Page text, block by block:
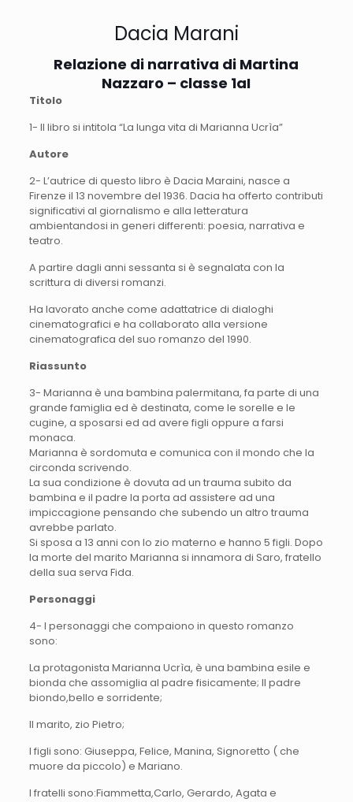
Dacia Marani
Relazione di narrativa di Martina
Nazzaro – classe 1aI
Titolo
1- Il libro si intitola “La lunga vita di Marianna Ucrìa”
Autore
2- L’autrice di questo libro è Dacia Maraini, nasce a
Firenze il 13 novembre del 1936. Dacia ha offerto contributi
significativi al giornalismo e alla letteratura
ambientandosi in generi differenti: poesia, narrativa e
teatro.
A partire dagli anni sessanta si è segnalata con la
scrittura di diversi romanzi.
Ha lavorato anche come adattatrice di dialoghi
cinematografici e ha collaborato alla versione
cinematografica del suo romanzo del 1990.
Riassunto
3- Marianna è una bambina palermitana, fa parte di una
grande famiglia ed è destinata, come le sorelle e le
cugine, a sposarsi ed ad avere figli oppure a farsi
monaca.
Marianna è sordomuta e comunica con il mondo che la
circonda scrivendo.
La sua condizione è dovuta ad un trauma subito da
bambina e il padre la porta ad assistere ad una
impiccagione pensando che subendo un altro trauma
avrebbe parlato.
Si sposa a 13 anni con lo zio materno e hanno 5 figli. Dopo
la morte del marito Marianna si innamora di Saro, fratello
della sua serva Fida.
Personaggi
4- I personaggi che compaiono in questo romanzo
sono:
La protagonista Marianna Ucrìa, è una bambina esile e
bionda che assomiglia al padre fisicamente; Il padre
biondo,bello e sorridente;
Il marito, zio Pietro;
I figli sono: Giuseppa, Felice, Manina, Signoretto ( che
muore da piccolo) e Mariano.
I fratelli sono:Fiammetta,Carlo, Gerardo, Agata e